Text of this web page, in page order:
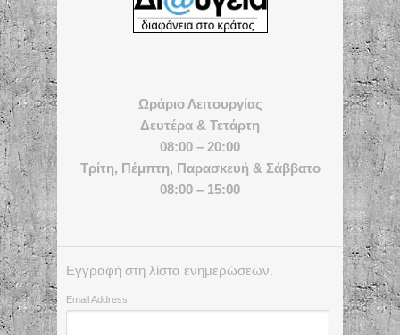
Ωράριο Λειτουργίας
Δευτέρα & Τετάρτη
08:00 – 20:00
Τρίτη, Πέμπτη, Παρασκευή & Σάββατο
08:00 – 15:00
Εγγραφή στη λίστα ενημερώσεων.
Email Address